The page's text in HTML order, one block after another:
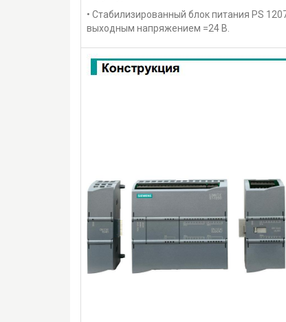
• Стабилизированный блок питания PS
выходным напряжением =24 В.